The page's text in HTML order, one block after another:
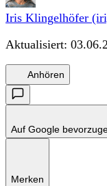
Iris Klingelhöfer
Aktualisiert:
Anhören
Auf Google
Merken